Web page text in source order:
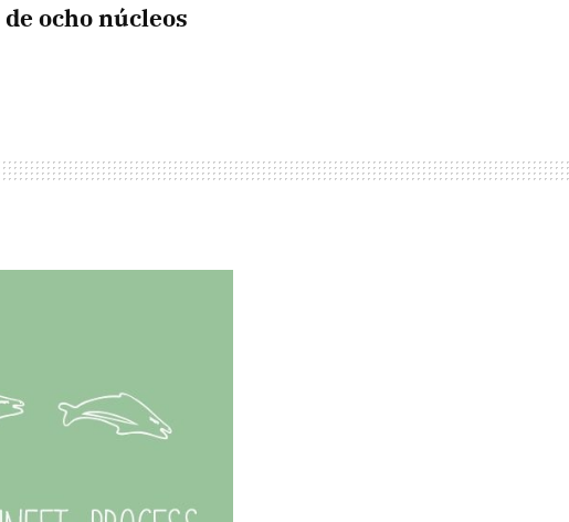
de ocho núcleos